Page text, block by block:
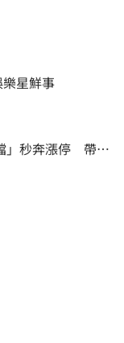
星鮮事
」秒奔漲停 帶領